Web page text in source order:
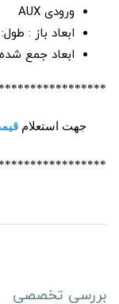
ورودی AUX
ابعاد باز : طول: 210 عرض: 94 ارتفاع: 147 سانتی متر
ابعاد جمع شده طول: 133 عرض: 94
جهت استعلام
بررسی تخصصی